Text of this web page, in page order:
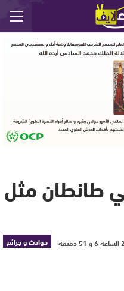
طانطان مثل
حوادث و جرائم